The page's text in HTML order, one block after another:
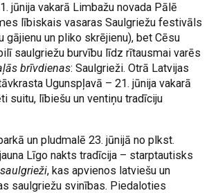
jūnija vakarā Limbažu novada Pālē
lībiskais vasaras Saulgriežu festivāls
gājienu un pliko skrējienu), bet Cēsu
saulgriežu burvību līdz rītausmai varēs
brīvdienas: Saulgrieži. Otrā Latvijas
Ugunspļavā – 21. jūnija vakarā
suitu, lībiešu un ventiņu tradīciju
un pludmalē 23. jūnijā no plkst.
Līgo nakts tradīcija – starptautisks
, kas apvienos latviešu un
saulgriežu svinības. Piedaloties